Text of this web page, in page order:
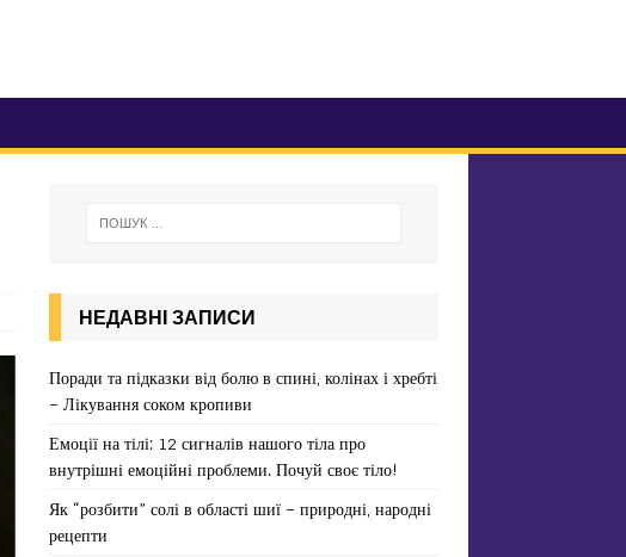
НЕДАВНІ ЗАПИСИ
Поради та підказки від болю в спині, колінах і хребті
– Лікування соком кропиви
Емоції на тілі: 12 сигналів нашого тіла про
внутрішні емоційні проблеми. Почуй своє тіло!
Як “розбити” солі в області шиї – природні, народні
рецепти